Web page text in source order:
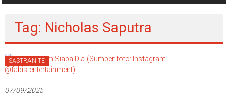
Tag: Nicholas Saputra
SASTRANITE
07/09/2025